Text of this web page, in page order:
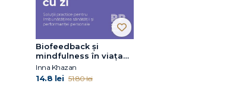
Biofeedback și
mindfulness în viața
de zi cu zi. Soluții
practice pentru
îmbunătățirea sănătății
Inna Khazan
14.8 lei 51.80 lei